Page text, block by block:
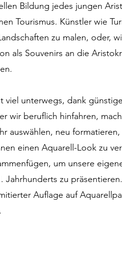
Bildung jedes jungen
Tourismus. Künstler wie
zu malen, oder,
als Souvenirs an die
viel unterwegs, dank
wir beruflich hinfahren,
auswählen, neu
einen Aquarell-Look zu
um unsere
Jahrhunderts zu präsentieren.
Auflage auf